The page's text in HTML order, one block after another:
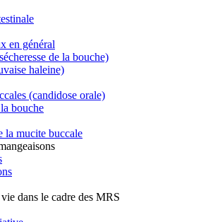
en général
de la bouche)
haleine)
(candidose orale)
bouche
la mucite buccale
dans le cadre des MRS